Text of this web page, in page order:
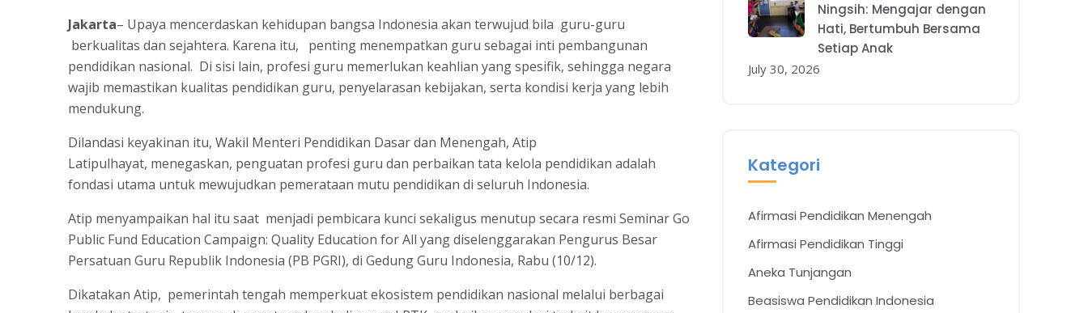
Jakarta– Upaya mencerdaskan kehidupan bangsa Indonesia akan terwujud bila guru-guru
berkualitas dan sejahtera. Karena itu, penting menempatkan guru sebagai inti pembangunan
pendidikan nasional. Di sisi lain, profesi guru memerlukan keahlian yang spesifik, sehingga negara
wajib memastikan kualitas pendidikan guru, penyelarasan kebijakan, serta kondisi kerja yang lebih
mendukung.
Dilandasi keyakinan itu, Wakil Menteri Pendidikan Dasar dan Menengah, Atip
Latipulhayat, menegaskan, penguatan profesi guru dan perbaikan tata kelola pendidikan adalah
fondasi utama untuk mewujudkan pemerataan mutu pendidikan di seluruh Indonesia.
Atip menyampaikan hal itu saat menjadi pembicara kunci sekaligus menutup secara resmi Seminar Go
Public Fund Education Campaign: Quality Education for All yang diselenggarakan Pengurus Besar
Persatuan Guru Republik Indonesia (PB PGRI), di Gedung Guru Indonesia, Rabu (10/12).
Dikatakan Atip, pemerintah tengah memperkuat ekosistem pendidikan nasional melalui berbagai
Ningsih: Mengajar dengan
Hati, Bertumbuh Bersama
Setiap Anak
July 30, 2026
Kategori
Afirmasi Pendidikan Menengah
Afirmasi Pendidikan Tinggi
Aneka Tunjangan
Beasiswa Pendidikan Indonesia